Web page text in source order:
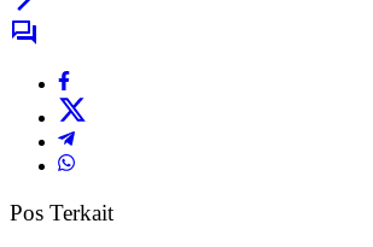
Pos Terkait